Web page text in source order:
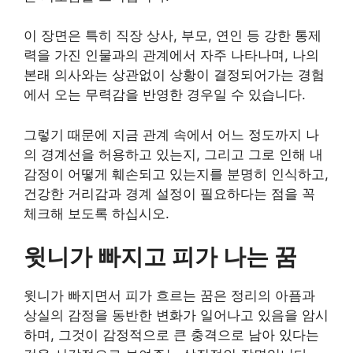
이 장면은 특히 직장 상사, 부모, 연인 등 강한 통제
력을 가진 인물과의 관계에서 자주 나타나며, 나의
본래 의사와는 상관없이 상황이 결정되어가는 경험
에서 오는 무력감을 반영한 경우일 수 있습니다.
그렇기 때문에 지금 관계 속에서 어느 정도까지 나
의 경계선을 허용하고 있는지, 그리고 그로 인해 내
감정이 어떻게 훼손되고 있는지를 분명히 인식하고,
건강한 거리감과 경계 설정이 필요하다는 점을 꼭
체크해 보도록 하십시오.
윗니가 빠지고 피가 나는 꿈
윗니가 빠지면서 피가 흐르는 꿈은 정리의 아픔과
상실의 감정을 동반한 변화가 일어나고 있음을 암시
하며, 그것이 감정적으로 큰 충격으로 남아 있다는